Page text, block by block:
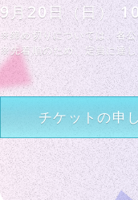
9月20日（日）
※締め切りについては、各
※先着順のため、定員に達
チケットの申